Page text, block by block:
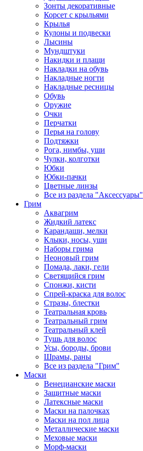
Зонты декоративные
Корсет с крыльями
Крылья
Кулоны и подвески
Лысины
Мундштуки
Накидки и плащи
Накладки на обувь
Накладные ногти
Накладные ресницы
Обувь
Оружие
Очки
Перчатки
Перья на голову
Подтяжки
Рога, нимбы, уши
Чулки, колготки
Юбки
Юбки-пачки
Цветные линзы
Все из раздела "Аксессуары"
Грим
Аквагрим
Жидкий латекс
Карандаши, мелки
Клыки, носы, уши
Наборы грима
Неоновый грим
Помада, лаки, гели
Светящийся грим
Спонжи, кисти
Спрей-краска для волос
Стразы, блестки
Театральная кровь
Театральный грим
Театральный клей
Тушь для волос
Усы, бороды, брови
Шрамы, раны
Все из раздела "Грим"
Маски
Венецианские маски
Защитные маски
Латексные маски
Маски на палочках
Маски на пол лица
Металлические маски
Меховые маски
Морф-маски